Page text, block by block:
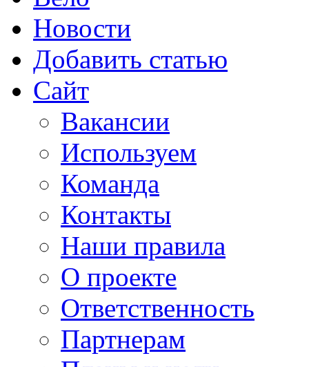
Новости
Добавить статью
Сайт
Вакансии
Используем
Команда
Контакты
Наши правила
О проекте
Ответственность
Партнерам